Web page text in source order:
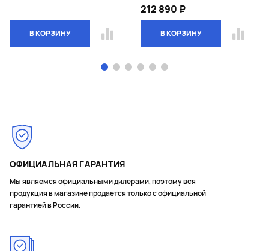
В КОРЗИНУ
212 890 ₽
В КОРЗИНУ
ОФИЦИАЛЬНАЯ ГАРАНТИЯ
Мы являемся официальными дилерами, поэтому вся
продукция в магазине продается только с официальной
гарантией в России.